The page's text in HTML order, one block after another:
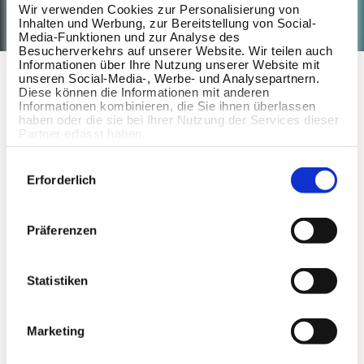
Wir verwenden Cookies zur Personalisierung von
Inhalten und Werbung, zur Bereitstellung von Social-
Media-Funktionen und zur Analyse des
Besucherverkehrs auf unserer Website. Wir teilen auch
Informationen über Ihre Nutzung unserer Website mit
unseren Social-Media-, Werbe- und Analysepartnern.
Diese können die Informationen mit anderen
Informationen kombinieren, die Sie ihnen überlassen
haben oder die sie bei Ihrer Nutzung der Services dieser
Partner erfasst haben.
Erforderlich
Präferenzen
Statistiken
Marketing
Step by Step Guide
Über deine Firma kannst du dich mit nur
anmelden.
Lade die Wellpass App herunter und logge dich